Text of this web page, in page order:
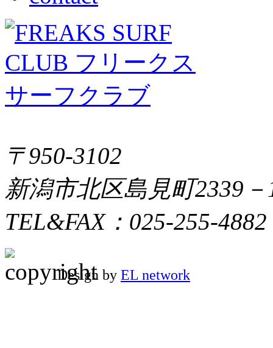
〒950-3102
新潟市北区島見町2339－
TEL&FAX：025-255-4882
Design by EL network